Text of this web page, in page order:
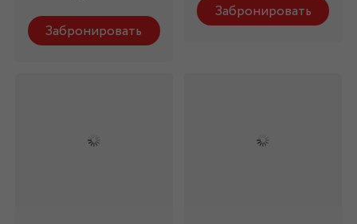
Забронировать
Забронировать